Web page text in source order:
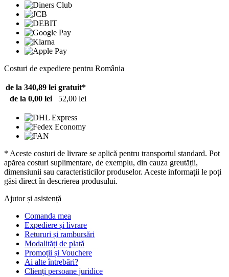
Costuri de expediere pentru România
de la 340,89 lei gratuit*
de la 0,00 lei
52,00 lei
* Aceste costuri de livrare se aplică pentru transportul standard. Pot
apărea costuri suplimentare, de exemplu, din cauza greutății,
dimensiunii sau caracteristicilor produselor. Aceste informații le poți
găsi direct în descrierea produsului.
Ajutor și asistență
Comanda mea
Expediere și livrare
Retururi și rambursări
Modalități de plată
Promoții și Vouchere
Ai alte întrebări?
Clienți persoane juridice